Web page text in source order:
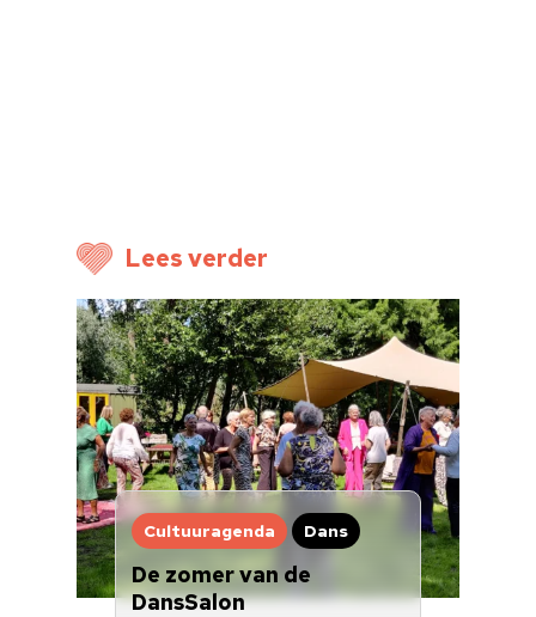
Lees verder
Cultuuragenda Dans
De zomer van de
DansSalon
Nieuwsbrief
Doneren